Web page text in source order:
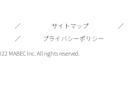
サイトマップ
プライバシーポリシー
MABEC Inc. All rights reserved.